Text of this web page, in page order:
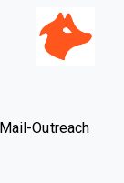
Outreach